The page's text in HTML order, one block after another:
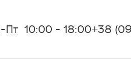
Пт 10:00 - 18:00+38